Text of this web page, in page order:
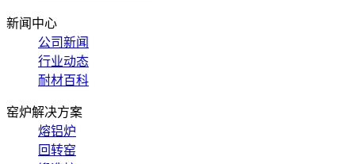
新闻中心
公司新闻
行业动态
耐材百科
窑炉解决方案
熔铝炉
回转窑